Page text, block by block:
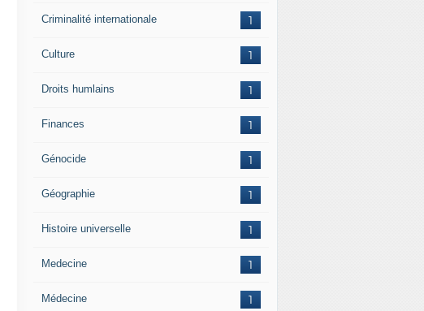
1
Criminalité internationale
1
Culture
1
Droits humlains
1
Finances
1
Génocide
1
Géographie
1
Histoire universelle
1
Medecine
1
Médecine